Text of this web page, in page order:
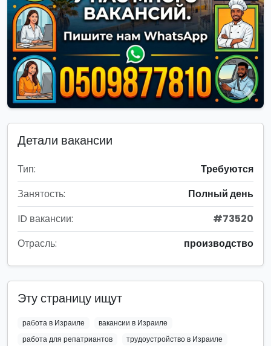
Детали вакансии
Тип:
Требуются
Занятость:
Полный день
ID вакансии:
#73520
Отрасль:
производство
Эту страницу ищут
работа в Израиле
вакансии в Израиле
работа для репатриантов
трудоустройство в Израиле